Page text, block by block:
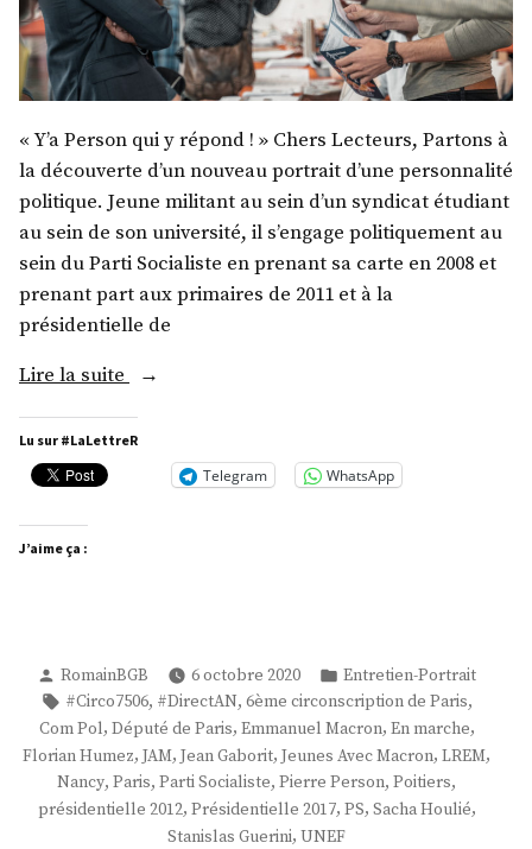
« Y’a Person qui y répond ! » Chers Lecteurs, Partons à
la découverte d’un nouveau portrait d’une personnalité
politique. Jeune militant au sein d’un syndicat étudiant
au sein de son université, il s’engage politiquement au
sein du Parti Socialiste en prenant sa carte en 2008 et
prenant part aux primaires de 2011 et à la
présidentielle de
Lire la suite
« M.
Person »
Lu sur #LaLettreR
Telegram WhatsApp
J’aime ça :
Publié
par
RomainBGB 6 octobre 2020
Publié
dans
Entretien-Portrait
Étiquettes :
#Circo7506, #DirectAN, 6ème circonscription de Paris,
Com Pol, Député de Paris, Emmanuel Macron, En marche,
Florian Humez, JAM, Jean Gaborit, Jeunes Avec Macron, LREM,
Nancy, Paris, Parti Socialiste, Pierre Person, Poitiers,
présidentielle 2012, Présidentielle 2017, PS, Sacha Houlié,
Stanislas Guerini, UNEF